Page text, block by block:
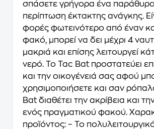
σπάσετε γρήγορα ένα
περίπτωση έκτακτης ανάγκης.
φορές φωτεινότερο από έναν
φακό, μπορεί να δει μέχρι 4
μακριά και επίσης λειτουργεί
νερό. Το Tac Bat προστατεύει
και την οικογένειά σας αφού
χρησιμοποιήσετε και σαν
Bat διαθέτει την ακρίβεια και
ενός πραγματικού φακού.
προϊόντος: – Το